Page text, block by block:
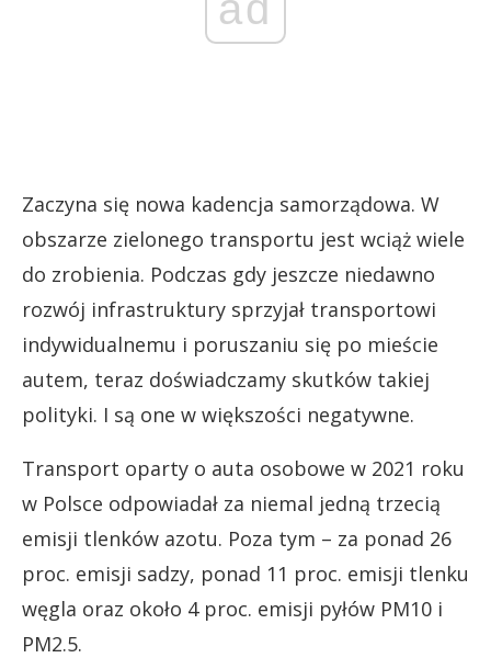
Zaczyna się nowa kadencja samorządowa. W
obszarze zielonego transportu jest wciąż wiele
do zrobienia. Podczas gdy jeszcze niedawno
rozwój infrastruktury sprzyjał transportowi
indywidualnemu i poruszaniu się po mieście
autem, teraz doświadczamy skutków takiej
polityki. I są one w większości negatywne.
Transport oparty o auta osobowe w 2021 roku
w Polsce odpowiadał za niemal jedną trzecią
emisji tlenków azotu. Poza tym – za ponad 26
proc. emisji sadzy, ponad 11 proc. emisji tlenku
węgla oraz około 4 proc. emisji pyłów PM10 i
PM2.5.